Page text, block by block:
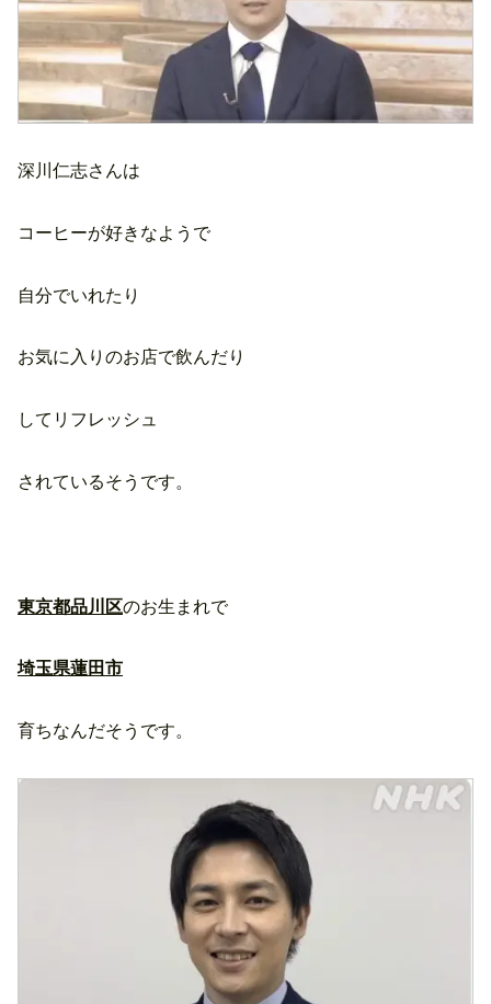
深川仁志さんは
コーヒーが好きなようで
自分でいれたり
お気に入りのお店で飲んだり
してリフレッシュ
されているそうです。
東京都品川区のお生まれで
埼玉県蓮田市
育ちなんだそうです。